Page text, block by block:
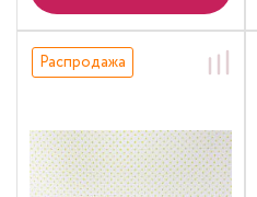
Распродажа